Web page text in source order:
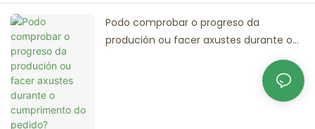
Podo comprobar o progreso da
produción ou facer axustes durante o